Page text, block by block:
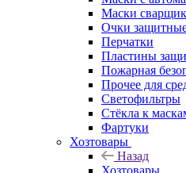
Маски
Очки
Перчатки
Пластины
Пожарная
Прочее для
Светофильтры
Стёкла к
Фартуки
Хозтовары
Назад
Хозтовары